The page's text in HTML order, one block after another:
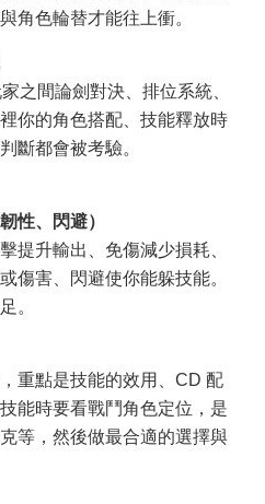
角色輪替才能往上衝。
之間論劍對決、排位系統、
你的角色搭配、技能釋放時
斷都會被考驗。
性、閃避）
提升輸出、免傷減少損耗、
傷害、閃避使你能躲技能。
。
重點是技能的效用、CD 配
能時要看戰鬥角色定位，是
等，然後做最合適的選擇與